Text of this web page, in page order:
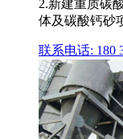
2.新建重质碳
体及碳酸钙砂
联系电话: 180